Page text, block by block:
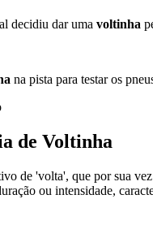
decidiu dar uma voltinha
na pista para testar os
de Voltinha
de 'volta', que por sua
ou intensidade,